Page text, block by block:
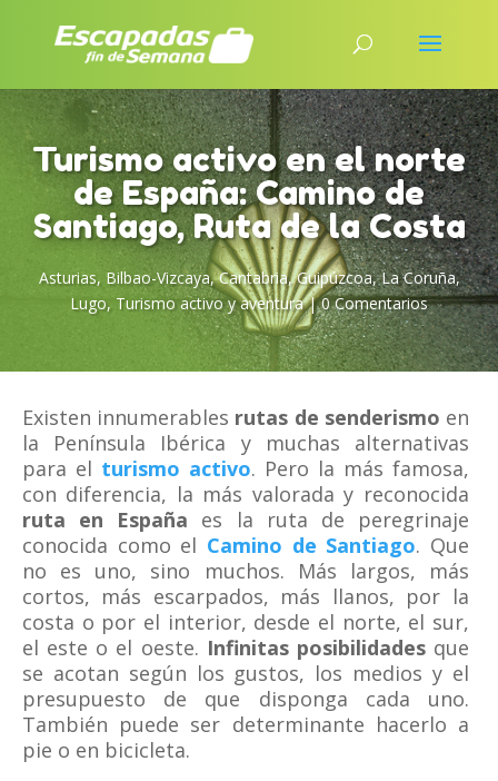
Turismo activo en el norte
de España: Camino de
Santiago, Ruta de la Costa
Asturias, Bilbao-Vizcaya,Cantabria,Guipúzcoa,La Coruña,
Lugo, Turismo activo y aventura|0 Comentarios
Existen innumerables rutas de senderismo en
la Península Ibérica y muchas alternativas
para el turismo activo. Pero la más famosa,
con diferencia, la más valorada y reconocida
ruta en España es la ruta de peregrinaje
conocida como el Camino de Santiago. Que
no es uno, sino muchos. Más largos, más
cortos, más escarpados, más llanos, por la
costa o por el interior, desde el norte, el sur,
el este o el oeste. Infinitas posibilidadesque
se acotan según los gustos, los medios y el
presupuesto de que disponga cada uno.
También puede ser determinante hacerlo a
pie o en bicicleta.